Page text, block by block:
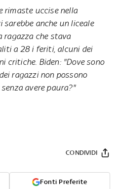
rimaste uccise nella
anche un liceale
ragazza che stava
a 28 i feriti, alcuni dei
critiche. Biden: "Dove sono
ragazzi non possono
avere paura?"
Fonti Preferite
CONDIVIDI